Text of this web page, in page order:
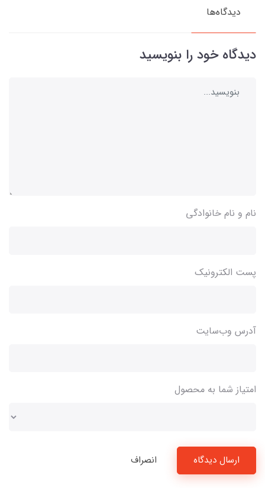
دیدگاه‌ها
دیدگاه خود را بنویسید
نام و نام خانوادگی
پست الکترونیک
آدرس وب‌سایت
امتیاز شما به محصول
ارسال دیدگاه انصراف